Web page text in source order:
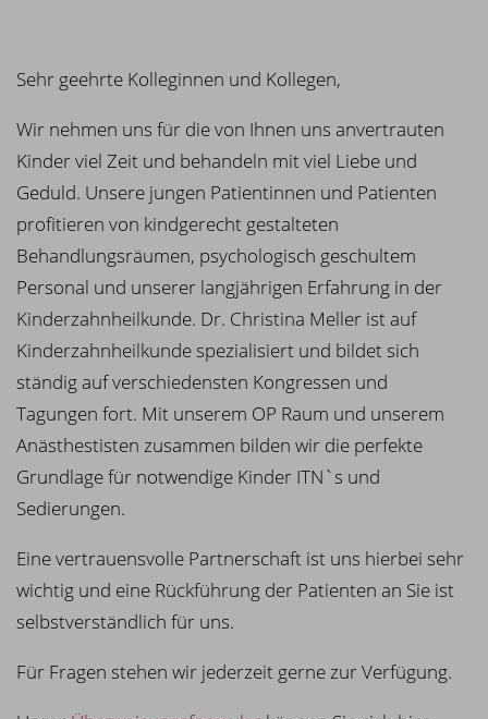
Sehr geehrte Kolleginnen und Kollegen,
Wir nehmen uns für die von Ihnen uns anvertrauten
Kinder viel Zeit und behandeln mit viel Liebe und
Geduld. Unsere jungen Patientinnen und Patienten
profitieren von kindgerecht gestalteten
Behandlungsräumen, psychologisch geschultem
Personal und unserer langjährigen Erfahrung in der
Kinderzahnheilkunde. Dr. Christina Meller ist auf
Kinderzahnheilkunde spezialisiert und bildet sich
ständig auf verschiedensten Kongressen und
Tagungen fort. Mit unserem OP Raum und unserem
Anästhestisten zusammen bilden wir die perfekte
Grundlage für notwendige Kinder ITN`s und
Sedierungen.
Eine vertrauensvolle Partnerschaft ist uns hierbei sehr
wichtig und eine Rückführung der Patienten an Sie ist
selbstverständlich für uns.
Für Fragen stehen wir jederzeit gerne zur Verfügung.